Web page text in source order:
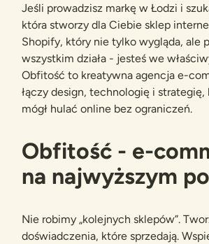
Jeśli prowadzisz markę w Łodzi i
która stworzy dla Ciebie sklep
Shopify, który nie tylko wygląda, ale
wszystkim działa - jesteś we
Obfitość to kreatywna agencja e-
łączy design, technologię i strategię,
mógł hulać online bez ograniczeń.
Obfitość - e-
na najwyższym
Nie robimy „kolejnych sklepów”.
doświadczenia, które sprzedają.